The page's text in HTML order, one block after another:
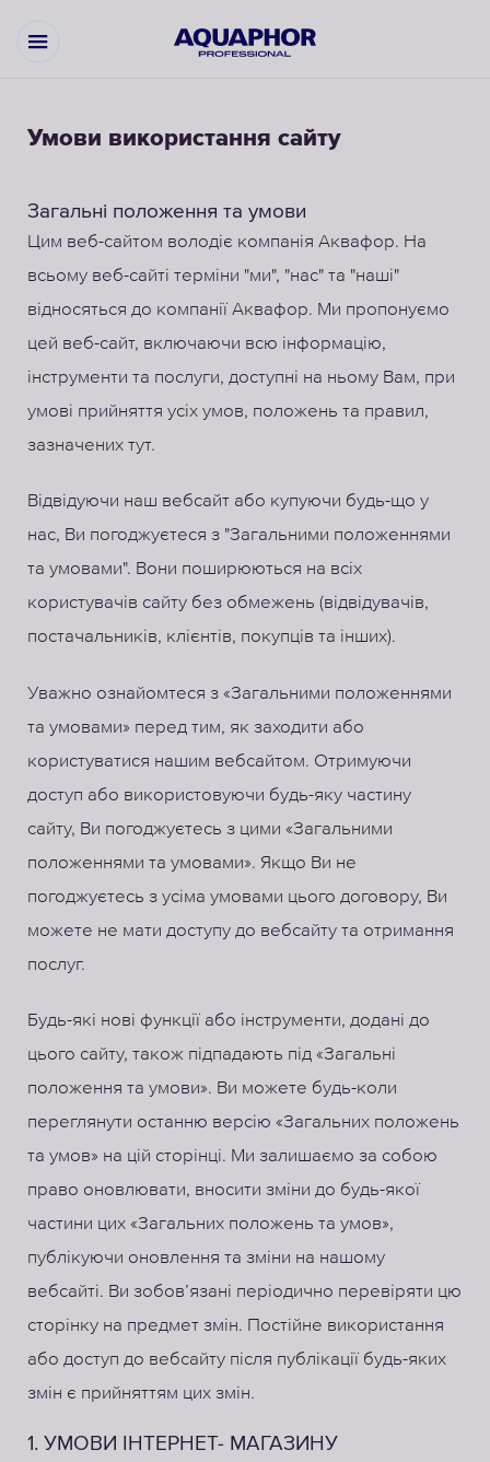
Умови використання сайту
Загальні положення та умови
Цим веб-сайтом володіє компанія Аквафор. На
всьому веб-сайті терміни "ми", "нас" та "наші"
відносяться до компанії Аквафор. Ми пропонуємо
цей веб-сайт, включаючи всю інформацію,
інструменти та послуги, доступні на ньому Вам, при
умові прийняття усіх умов, положень та правил,
зазначених тут.
Відвідуючи наш вебсайт або купуючи будь-що у
нас, Ви погоджуєтеся з "Загальними положеннями
та умовами". Вони поширюються на всіх
користувачів сайту без обмежень (відвідувачів,
постачальників, клієнтів, покупців та інших).
Уважно ознайомтеся з «Загальними положеннями
та умовами» перед тим, як заходити або
користуватися нашим вебсайтом. Отримуючи
доступ або використовуючи будь-яку частину
сайту, Ви погоджуєтесь з цими «Загальними
положеннями та умовами». Якщо Ви не
погоджуєтесь з усіма умовами цього договору, Ви
можете не мати доступу до вебсайту та отримання
послуг.
Будь-які нові функції або інструменти, додані до
цього сайту, також підпадають під «Загальні
положення та умови». Ви можете будь-коли
переглянути останню версію «Загальних положень
та умов» на цій сторінці. Ми залишаємо за собою
право оновлювати, вносити зміни до будь-якої
частини цих «Загальних положень та умов»,
публікуючи оновлення та зміни на нашому
вебсайті. Ви зобов’язані періодично перевіряти цю
сторінку на предмет змін. Постійне використання
або доступ до вебсайту після публікації будь-яких
змін є прийняттям цих змін.
1. УМОВИ ІНТЕРНЕТ- МАГАЗИНУ